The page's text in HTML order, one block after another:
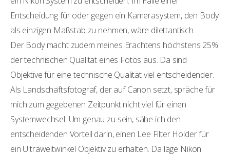
Entscheidung für oder gegen ein Kamerasystem, den Body
als einzigen Maßstab zu nehmen, wäre dilettantisch.
Der Body macht zudem meines Erachtens höchstens 25%
der technischen Qualität eines Fotos aus. Da sind
Objektive für eine technische Qualität viel entscheidender.
Als Landschaftsfotograf, der auf Canon setzt, spräche für
mich zum gegebenen Zeitpunkt nicht viel für einen
Systemwechsel. Um genau zu sein, sähe ich den
entscheidenden Vorteil darin, einen Lee Filter Holder für
ein Ultraweitwinkel Objektiv zu erhalten. Da läge Nikon